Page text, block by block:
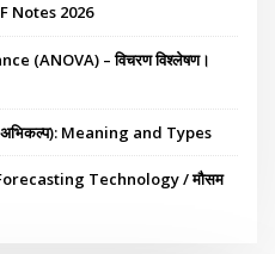
Notes 2026
(ANOVA) – विचरण विश्लेषण।
Meaning and Types
Technology / मौसम